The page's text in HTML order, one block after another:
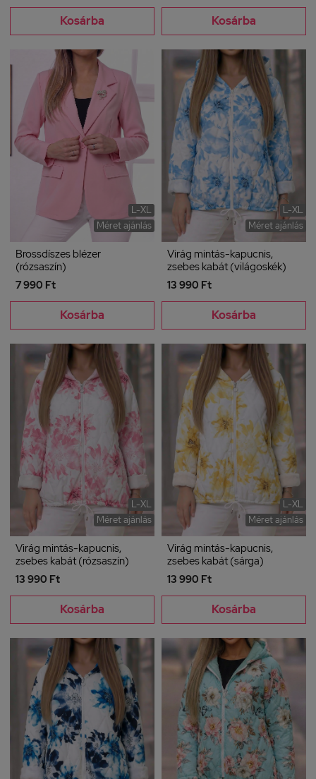
Kosárba Kosárba
L-XL
Méret ajánlás
Brossdíszes blézer
(rózsaszín)
7 990 Ft
Kosárba
L-XL
Méret ajánlás
Virág mintás-kapucnis,
zsebes kabát (világoskék)
13 990 Ft
Kosárba
L-XL
Méret ajánlás
Virág mintás-kapucnis,
zsebes kabát (rózsaszín)
13 990 Ft
Kosárba
L-XL
Méret ajánlás
Virág mintás-kapucnis,
zsebes kabát (sárga)
13 990 Ft
Kosárba